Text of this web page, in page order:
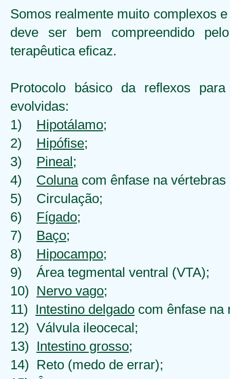
Somos realmente muito complexos
deve ser bem compreendido
terapêutica eficaz.
Protocolo básico da reflexos
evolvidas:
1) Hipotálamo;
2) Hipófise;
3) Pineal;
4) Colunacom ênfase na
5) Circulação;
6) Fígado;
7) Baço;
8) Hipocampo;
9) Área tegmental ventral (VTA);
10) Nervo vago;
11) Intestino delgado com ênfase na
12) Válvula ileocecal;
13) Intestino grosso;
14) Reto (medo de errar);